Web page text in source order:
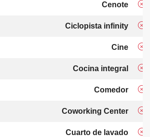
Cenote
Ciclopista infinity
Cine
Cocina integral
Comedor
Coworking Center
Cuarto de lavado